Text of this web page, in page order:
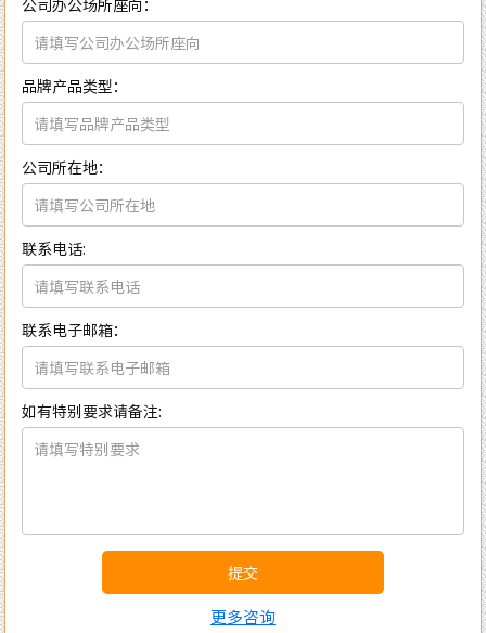
品牌产品类型：
公司所在地：
联系电话:
联系电子邮箱：
如有特别要求请备注:
提交
更多咨询